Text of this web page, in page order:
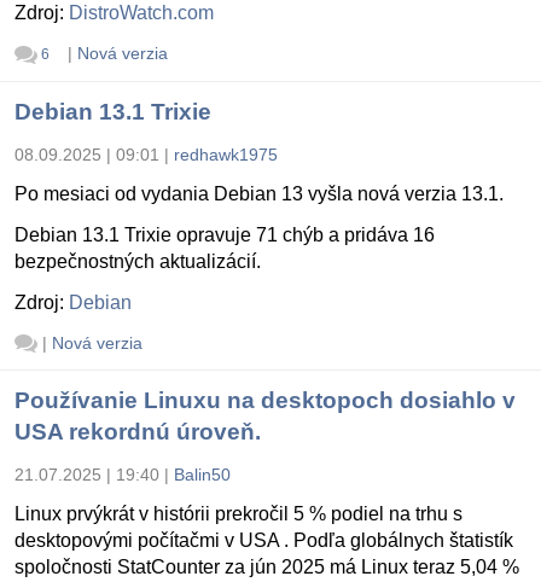
Zdroj: DistroWatch.com
6 | Nová verzia
Debian 13.1 Trixie
08.09.2025 | 09:01 | redhawk1975
Po mesiaci od vydania Debian 13 vyšla nová verzia 13.1.
Debian 13.1 Trixie opravuje 71 chýb a pridáva 16
bezpečnostných aktualizácií.
Zdroj: Debian
| Nová verzia
Používanie Linuxu na desktopoch dosiahlo v
USA rekordnú úroveň.
21.07.2025 | 19:40 | Balin50
Linux prvýkrát v histórii prekročil 5 % podiel na trhu s
desktopovými počítačmi v USA . Podľa globálnych štatistík
spoločnosti StatCounter za jún 2025 má Linux teraz 5,04 %